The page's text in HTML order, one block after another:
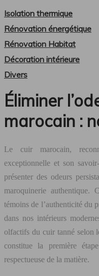
Isolation thermique
Rénovation énergétique
Rénovation Habitat
Décoration intérieure
Divers
Éliminer
marocain :
Le cuir marocain,
exceptionnelle et son
présenter des odeurs
maroquinerie authentique.
témoins de l’authenticité du
dans nos intérieurs
olfactifs du cuir tanné selon
constitue la première
respectueuse de la matière.